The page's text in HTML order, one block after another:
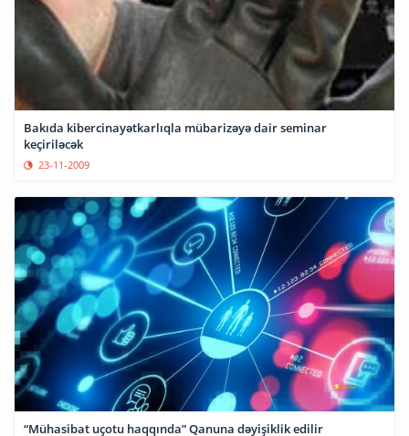
Bakıda kibercinayətkarlıqla mübarizəyə dair seminar
keçiriləcək
23-11-2009
“Mühasibat uçotu haqqında” Qanuna dəyişiklik edilir